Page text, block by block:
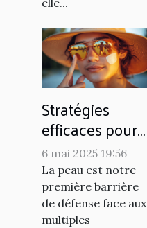
elle...
Stratégies
efficaces pour
protéger la
peau contre les
agressions
externes
6 mai 2025 19:56
La peau est notre
première barrière
de défense face aux
multiples